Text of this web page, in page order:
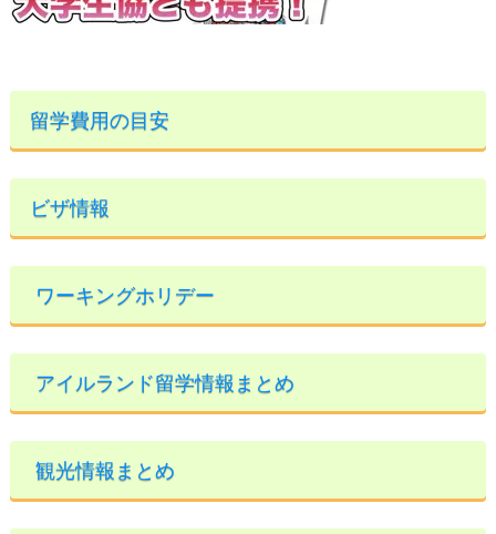
留学費用の目安
ビザ情報
ワーキングホリデー
アイルランド留学情報まとめ
観光情報まとめ